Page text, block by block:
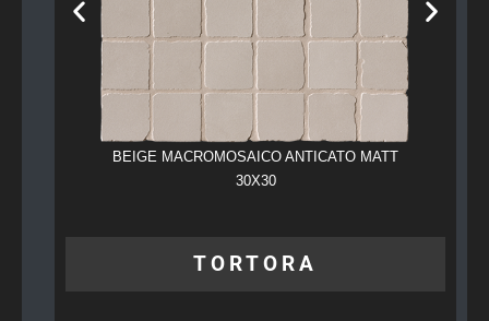
BEIGE MACROMOSAICO ANTICATO MATT
30X30
TORTORA